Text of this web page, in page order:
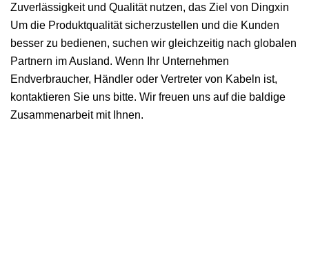
Zuverlässigkeit und Qualität nutzen, das Ziel von Dingxin
Um die Produktqualität sicherzustellen und die Kunden
besser zu bedienen, suchen wir gleichzeitig nach globalen
Partnern im Ausland. Wenn Ihr Unternehmen
Endverbraucher, Händler oder Vertreter von Kabeln ist,
kontaktieren Sie uns bitte. Wir freuen uns auf die baldige
Zusammenarbeit mit Ihnen.